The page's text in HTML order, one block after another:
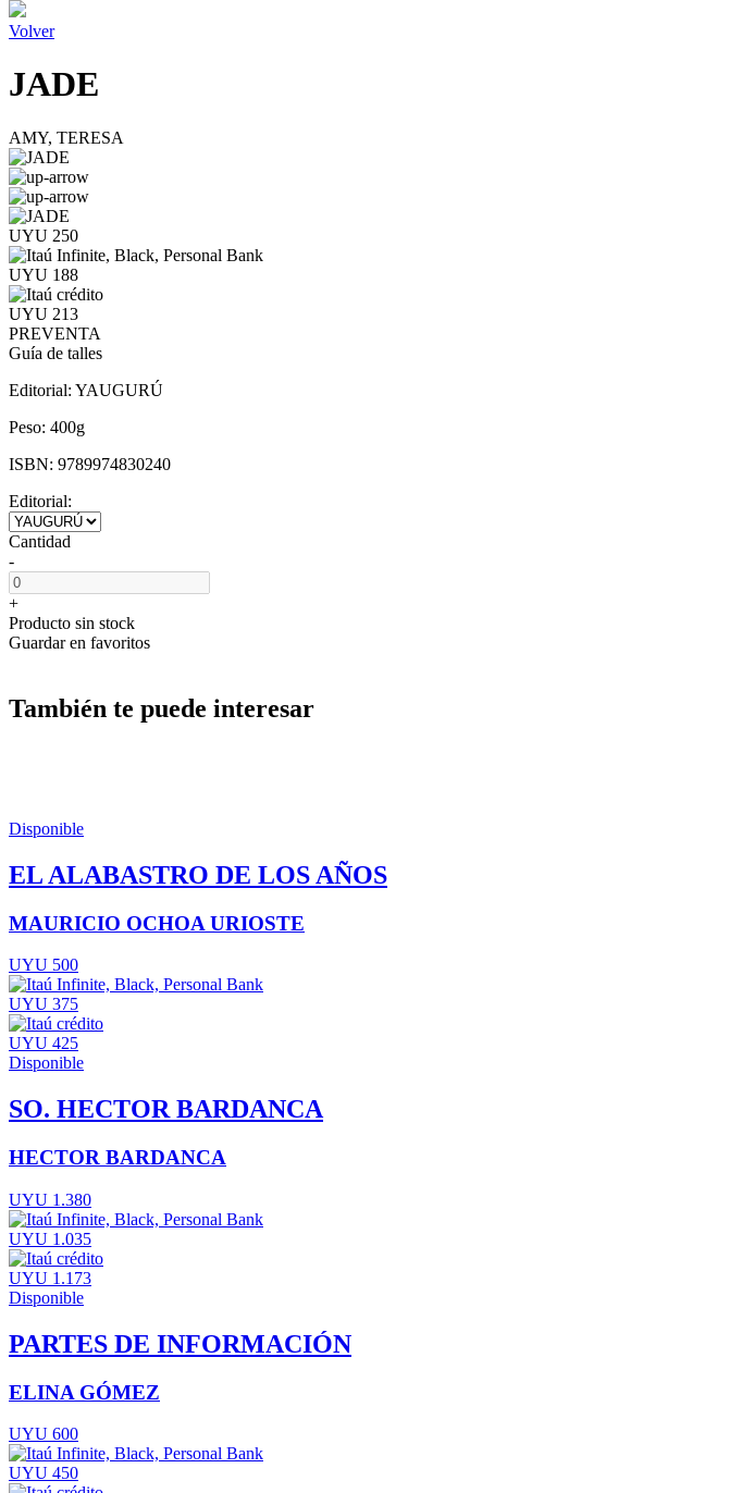
Volver
JADE
AMY, TERESA
UYU 250
UYU 188
UYU 213
PREVENTA
Guía de talles
Editorial: YAUGURÚ
Peso: 400g
ISBN: 9789974830240
Editorial:
Cantidad
-
+
Producto sin stock
Guardar en favoritos
También te puede interesar
Disponible
EL ALABASTRO DE LOS AÑOS
MAURICIO OCHOA URIOSTE
UYU 500
UYU 375
UYU 425
Disponible
SO. HECTOR BARDANCA
HECTOR BARDANCA
UYU 1.380
UYU 1.035
UYU 1.173
Disponible
PARTES DE INFORMACIÓN
ELINA GÓMEZ
UYU 600
UYU 450